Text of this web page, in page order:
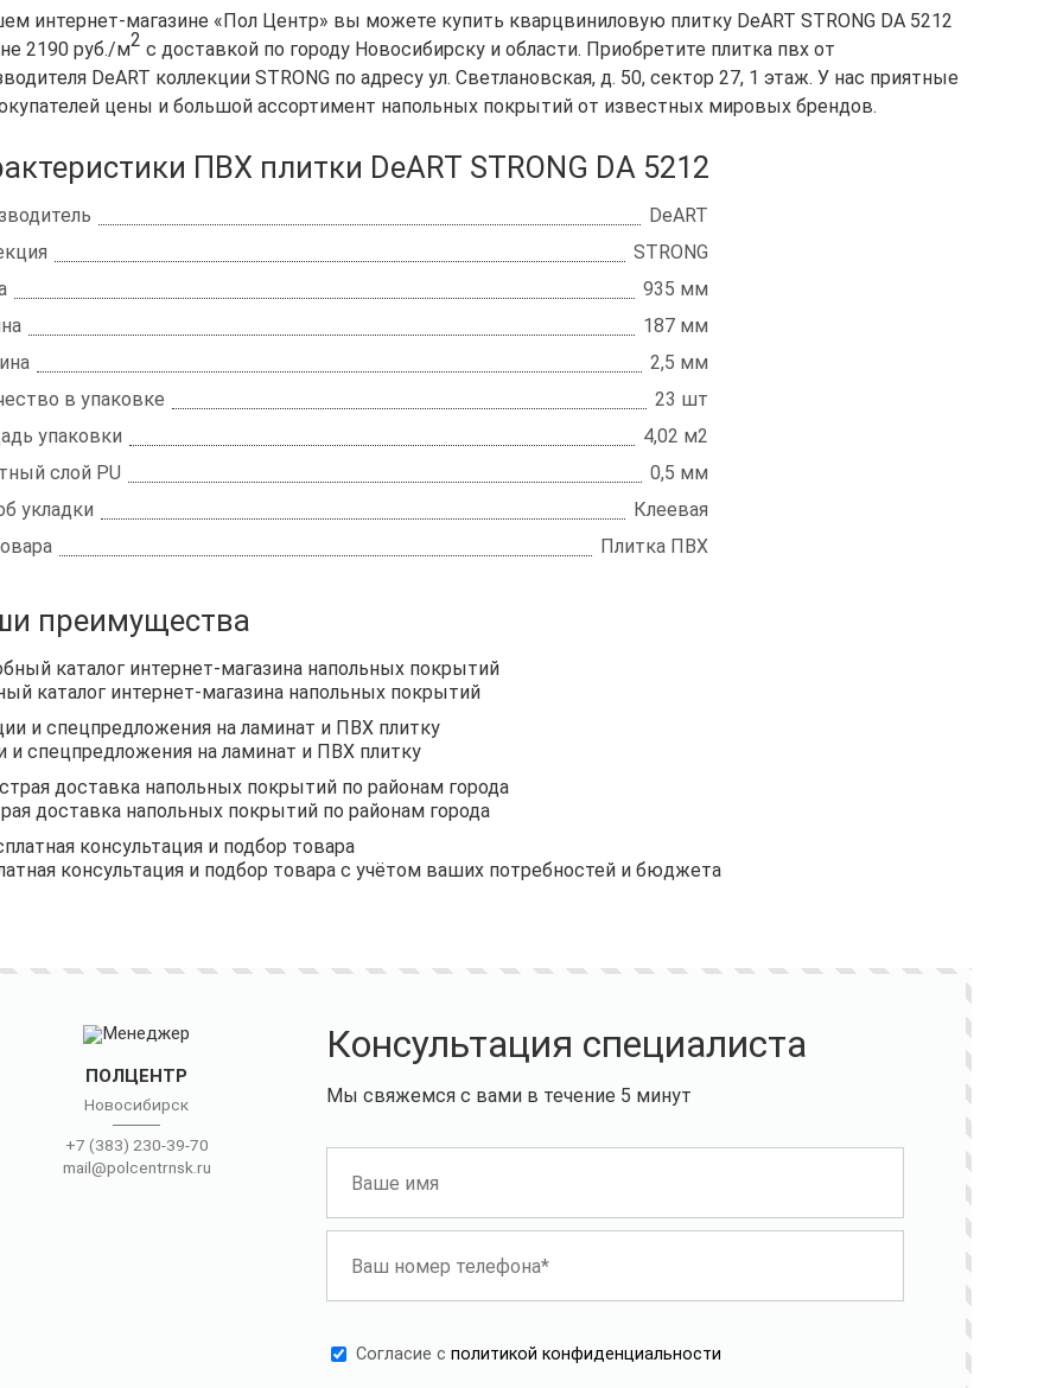
интернет-магазине «Пол Центр» вы можете купить кварцвиниловую плитку DeART STRONG DA 5212
2190 руб./м2 с доставкой по городу Новосибирску и области. Приобретите плитка пвх от
DeART коллекции STRONG по адресу ул. Светлановская, д. 50, сектор 27, 1 этаж. У нас приятные
цены и большой ассортимент напольных покрытий от известных мировых брендов.
ПВХ плитки DeART STRONG DA 5212
DeART
STRONG
935 мм
187 мм
2,5 мм
в упаковке
23 шт
упаковки
4,02 м2
слой PU
0,5 мм
укладки
Клеевая
Плитка ПВХ
преимущества
каталог интернет-магазина напольных покрытий
и спецпредложения на ламинат и ПВХ плитку
доставка напольных покрытий по районам города
консультация и подбор товара с учётом ваших потребностей и бюджета
ПОЛЦЕНТР
Новосибирск
+7 (383) 230-39-70
mail@polcentrnsk.ru
Консультация специалиста
Мы свяжемся с вами в течение 5 минут
Cогласие с политикой конфиденциальности